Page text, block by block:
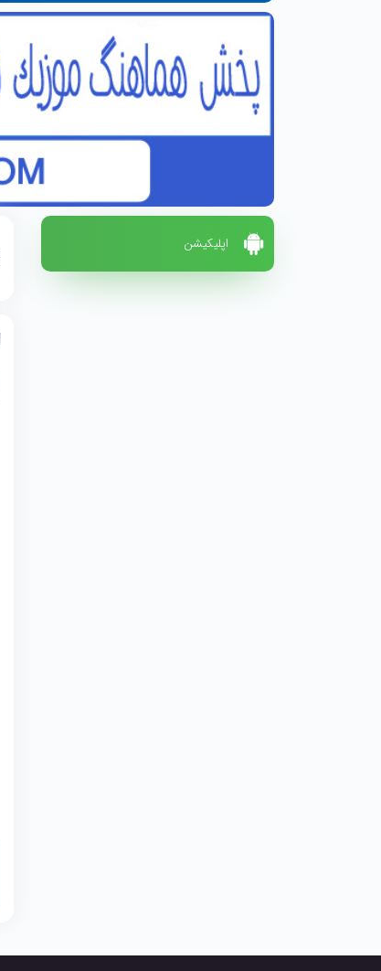
اپلیکیشن